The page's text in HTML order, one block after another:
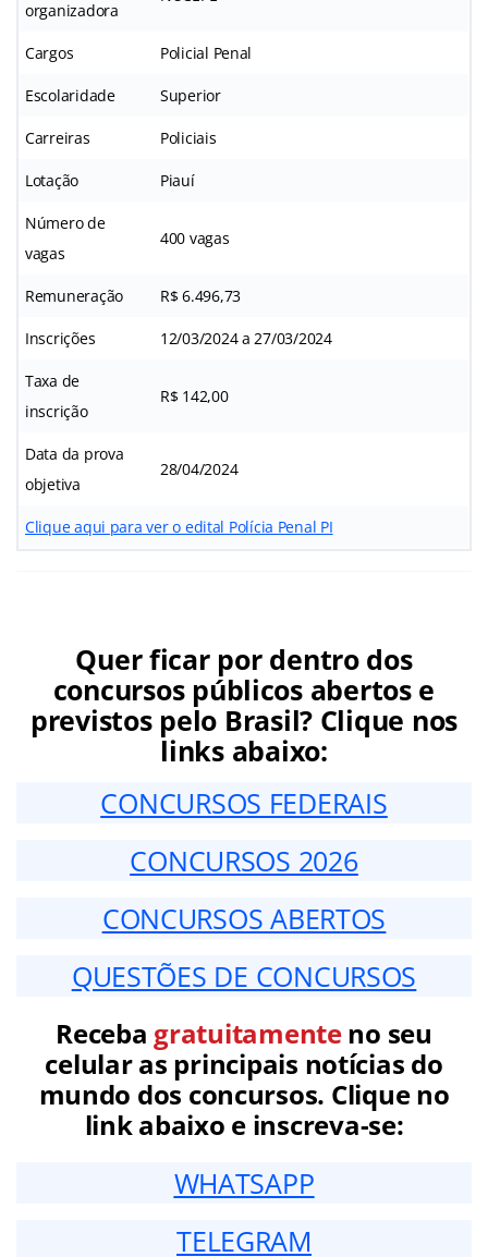
organizadora
Cargos Policial Penal
Escolaridade Superior
Carreiras Policiais
Lotação Piauí
Número de
vagas
400 vagas
Remuneração R$ 6.496,73
Inscrições 12/03/2024 a 27/03/2024
Taxa de
inscrição
R$ 142,00
Data da prova
objetiva
28/04/2024
Clique aqui para ver o edital Polícia Penal PI
Quer ficar por dentro dos
concursos públicos abertos e
previstos pelo Brasil? Clique nos
links abaixo:
CONCURSOS FEDERAIS
CONCURSOS 2026
CONCURSOS ABERTOS
QUESTÕES DE CONCURSOS
Receba gratuitamenteno seu
celular as principais notícias do
mundo dos concursos. Clique no
link abaixo e inscreva-se:
WHATSAPP
TELEGRAM